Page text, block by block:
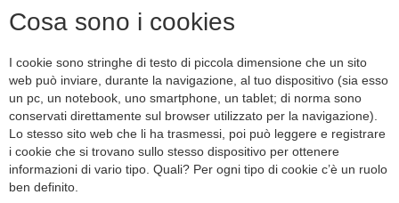
Cosa sono i cookies
I cookie sono stringhe di testo di piccola dimensione che un sito
web può inviare, durante la navigazione, al tuo dispositivo (sia esso
un pc, un notebook, uno smartphone, un tablet; di norma sono
conservati direttamente sul browser utilizzato per la navigazione).
Lo stesso sito web che li ha trasmessi, poi può leggere e registrare
i cookie che si trovano sullo stesso dispositivo per ottenere
informazioni di vario tipo. Quali? Per ogni tipo di cookie c’è un ruolo
ben definito.